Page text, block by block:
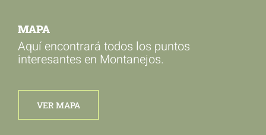
MAPA
Aquí encontrará todos los puntos
interesantes en Montanejos.
VER MAPA